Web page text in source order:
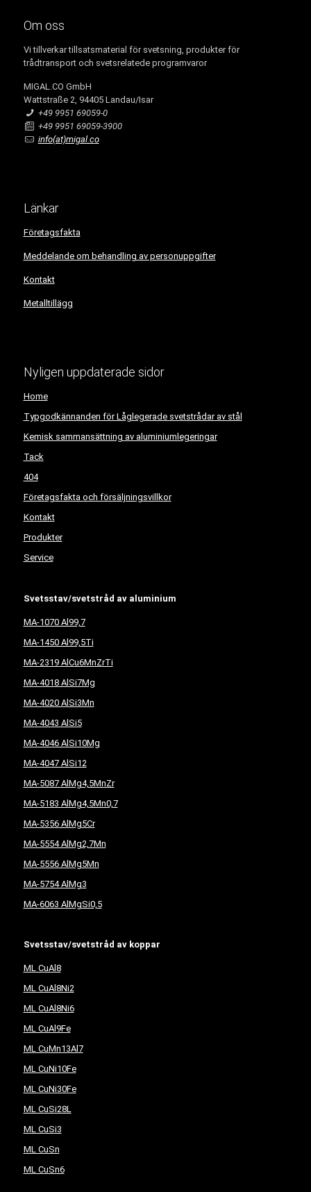
Om oss
Vi tillverkar tillsatsmaterial för svetsning, produkter för
trådtransport och svetsrelatede programvaror
MIGAL.CO GmbH
Wattstraße 2, 94405 Landau/Isar
+49 9951 69059-0
+49 9951 69059-3900
info(at)migal.co
Länkar
Företagsfakta
Meddelande om behandling av personuppgifter
Kontakt
Metalltillägg
Nyligen uppdaterade sidor
Home
Typgodkännanden för Låglegerade svetstrådar av stål
Kemisk sammansättning av aluminiumlegeringar
Tack
404
Företagsfakta och försäljningsvillkor
Kontakt
Produkter
Service
Svetsstav/svetstråd av aluminium
MA-1070 Al99,7
MA-1450 Al99,5Ti
MA-2319 AlCu6MnZrTi
MA-4018 AlSi7Mg
MA-4020 AlSi3Mn
MA-4043 AlSi5
MA-4046 AlSi10Mg
MA-4047 AlSi12
MA-5087 AlMg4,5MnZr
MA-5183 AlMg4,5Mn0,7
MA-5356 AlMg5Cr
MA-5554 AlMg2,7Mn
MA-5556 AlMg5Mn
MA-5754 AlMg3
MA-6063 AlMgSi0,5
Svetsstav/svetstråd av koppar
ML CuAl8
ML CuAl8Ni2
ML CuAl8Ni6
ML CuAl9Fe
ML CuMn13Al7
ML CuNi10Fe
ML CuNi30Fe
ML CuSi28L
ML CuSi3
ML CuSn
ML CuSn6